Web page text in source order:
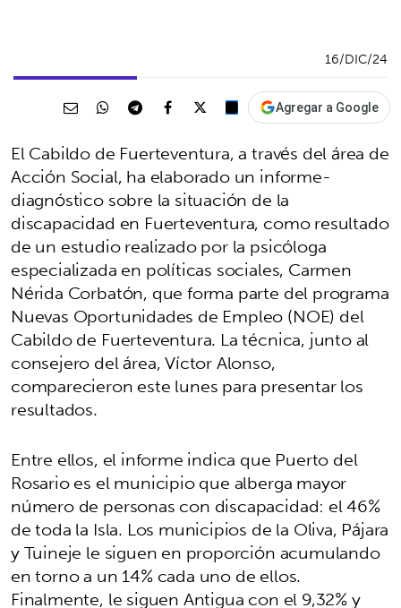
16/DIC/24
Agregar a Google
El Cabildo de Fuerteventura, a través del área de
Acción Social, ha elaborado un informe-
diagnóstico sobre la situación de la
discapacidad en Fuerteventura, como resultado
de un estudio realizado por la psicóloga
especializada en políticas sociales, Carmen
Nérida Corbatón, que forma parte del programa
Nuevas Oportunidades de Empleo (NOE) del
Cabildo de Fuerteventura. La técnica, junto al
consejero del área, Víctor Alonso,
comparecieron este lunes para presentar los
resultados.
Entre ellos, el informe indica que Puerto del
Rosario es el municipio que alberga mayor
número de personas con discapacidad: el 46%
de toda la Isla. Los municipios de la Oliva, Pájara
y Tuineje le siguen en proporción acumulando
en torno a un 14% cada uno de ellos.
Finalmente, le siguen Antigua con el 9,32% y